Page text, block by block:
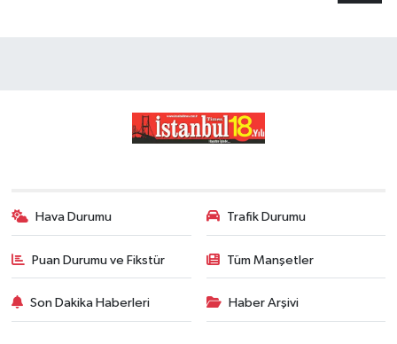
Hava Durumu Trafik Durumu
Puan Durumu ve Fikstür Tüm Manşetler
Son Dakika Haberleri Haber Arşivi